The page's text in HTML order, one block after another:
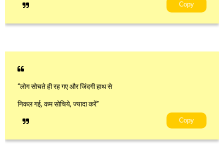
Copy
“लोग सोचते ही रह गए और जिंदगी हाथ से
निकल गई, कम सोचिये, ज्यादा करें”
Copy